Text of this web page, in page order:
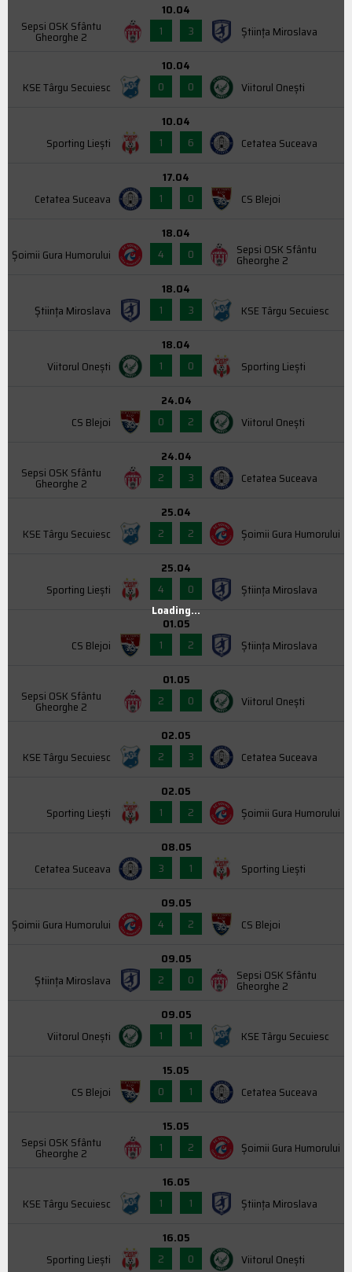
Sepsi OSK Sfântu
Gheorghe 2
10.04
1
3 Știința Miroslava
KSE Târgu Secuiesc
10.04
0
0 Viitorul Onești
Sporting Liești
10.04
1
6 Cetatea Suceava
Cetatea Suceava
17.04
1
0 CS Blejoi
Şoimii Gura Humorului
18.04
4
0 Sepsi OSK Sfântu
Gheorghe 2
Știința Miroslava
18.04
1
3 KSE Târgu Secuiesc
Viitorul Onești
18.04
1
0 Sporting Liești
CS Blejoi
24.04
0
2 Viitorul Onești
Sepsi OSK Sfântu
Gheorghe 2
24.04
2
3 Cetatea Suceava
KSE Târgu Secuiesc
25.04
2
2 Şoimii Gura Humorului
Sporting Liești
25.04
4
0 Știința Miroslava
CS Blejoi
01.05
1
2 Știința Miroslava
Sepsi OSK Sfântu
Gheorghe 2
01.05
2
0 Viitorul Onești
KSE Târgu Secuiesc
02.05
2
3 Cetatea Suceava
Sporting Liești
02.05
1
2 Şoimii Gura Humorului
Cetatea Suceava
08.05
3
1 Sporting Liești
Şoimii Gura Humorului
09.05
4
2 CS Blejoi
Știința Miroslava
09.05
2
0 Sepsi OSK Sfântu
Gheorghe 2
Viitorul Onești
09.05
1
1 KSE Târgu Secuiesc
CS Blejoi
15.05
0
1 Cetatea Suceava
Sepsi OSK Sfântu
Gheorghe 2
15.05
1
2 Şoimii Gura Humorului
KSE Târgu Secuiesc
16.05
1
1 Știința Miroslava
Sporting Liești
16.05
2
0 Viitorul Onești
Loading...